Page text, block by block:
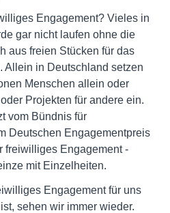
Engagement? Vieles in
gar nicht laufen ohne die
aus freien Stücken für das
Allein in Deutschland setzen
Menschen allein oder
Projekten für andere ein.
vom Bündnis für
Deutschen Engagementpreis
freiwilliges Engagement -
mit Einzelheiten.
Engagement für uns
sehen wir immer wieder.